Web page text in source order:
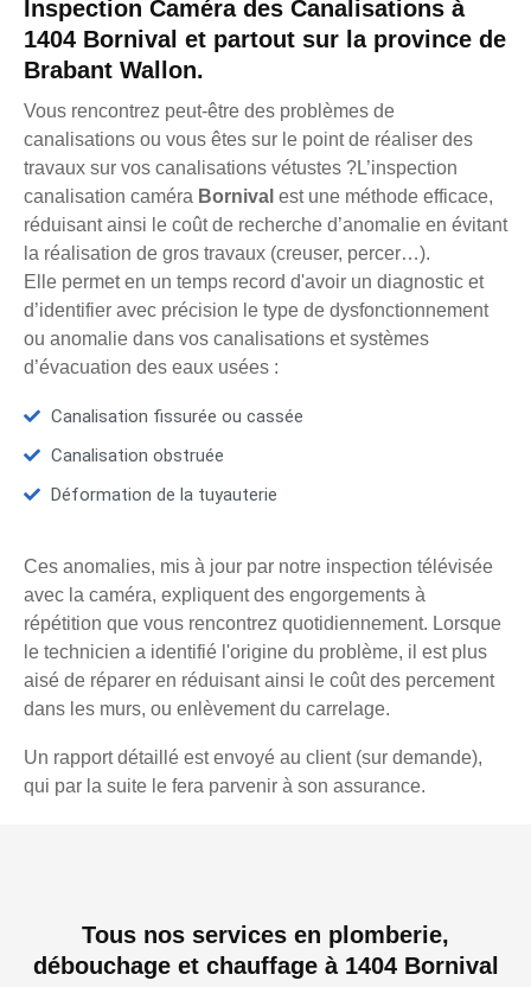
Inspection Caméra des Canalisations à
1404 Bornival et partout sur la province de
Brabant Wallon.
Vous rencontrez peut-être des problèmes de
canalisations ou vous êtes sur le point de réaliser des
travaux sur vos canalisations vétustes ?L’inspection
canalisation caméra Bornival est une méthode efficace,
réduisant ainsi le coût de recherche d’anomalie en évitant
la réalisation de gros travaux (creuser, percer…).
Elle permet en un temps record d'avoir un diagnostic et
d’identifier avec précision le type de dysfonctionnement
ou anomalie dans vos canalisations et systèmes
d’évacuation des eaux usées :
Canalisation fissurée ou cassée
Canalisation obstruée
Déformation de la tuyauterie
Ces anomalies, mis à jour par notre inspection télévisée
avec la caméra, expliquent des engorgements à
répétition que vous rencontrez quotidiennement. Lorsque
le technicien a identifié l'origine du problème, il est plus
aisé de réparer en réduisant ainsi le coût des percement
dans les murs, ou enlèvement du carrelage.
Un rapport détaillé est envoyé au client (sur demande),
qui par la suite le fera parvenir à son assurance.
Tous nos services en plomberie,
débouchage et chauffage à 1404 Bornival